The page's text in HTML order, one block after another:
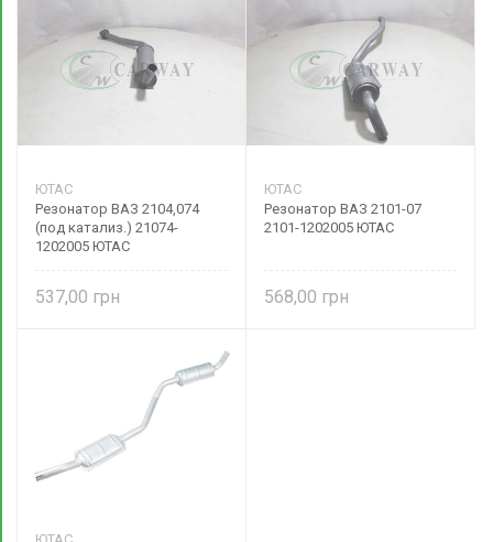
ЮТАС
Резонатор ВАЗ 2104,074
(под катализ.) 21074-
1202005 ЮТАС
537,00
ЮТАС
Резонатор ВАЗ 2101-07
2101-1202005 ЮТАС
568,00